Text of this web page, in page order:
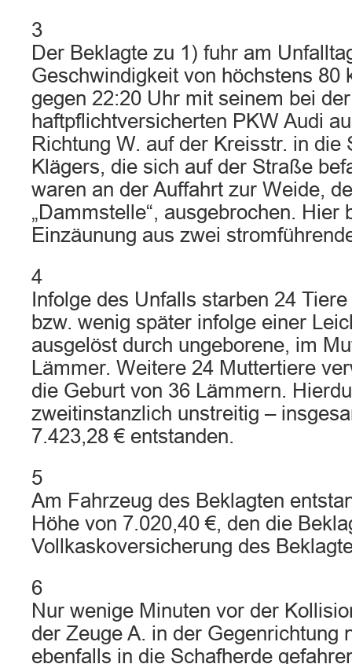
3
Der Beklagte zu 1) fuhr am
Geschwindigkeit von höchstens 80
gegen 22:20 Uhr mit seinem bei
haftpflichtversicherten PKW Audi
Richtung W. auf der Kreisstr. in die
Klägers, die sich auf der Straße
waren an der Auffahrt zur Weide,
„Dammstelle“, ausgebrochen. Hier
Einzäunung aus zwei
4
Infolge des Unfalls starben 24
bzw. wenig später infolge einer
ausgelöst durch ungeborene, im
Lämmer. Weitere 24 Muttertiere
die Geburt von 36 Lämmern.
zweitinstanzlich unstreitig –
7.423,28 € entstanden.
5
Am Fahrzeug des Beklagten
Höhe von 7.020,40 €, den die
Vollkaskoversicherung des
6
Nur wenige Minuten vor der
der Zeuge A. in der Gegenrichtung
ebenfalls in die Schafherde